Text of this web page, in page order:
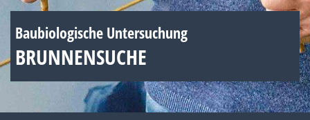
Baubiologische Untersuchung
BRUNNENSUCHE